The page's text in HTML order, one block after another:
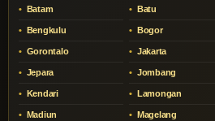
Batam Batu
Bengkulu Bogor
Gorontalo Jakarta
Jepara Jombang
Kendari Lamongan
Madiun Magelang